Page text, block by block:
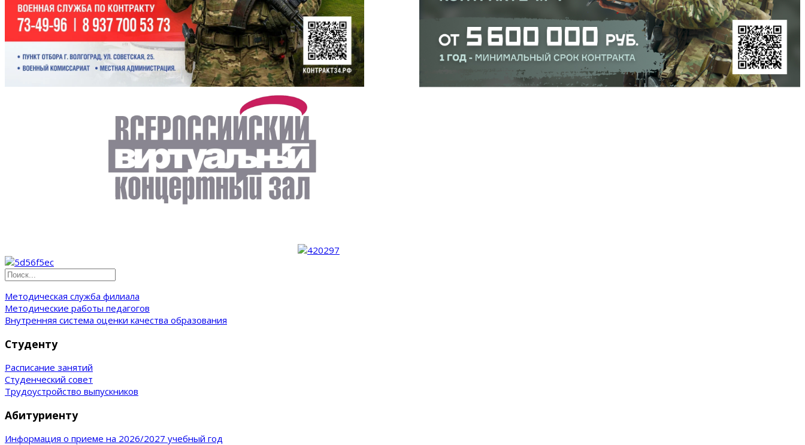
Методическая служба филиала
Методические работы педагогов
Внутренняя система оценки качества образования
Студенту
Расписание занятий
Студенческий совет
Трудоустройство выпускников
Абитуриенту
Информация о приеме на 2026/2027 учебный год